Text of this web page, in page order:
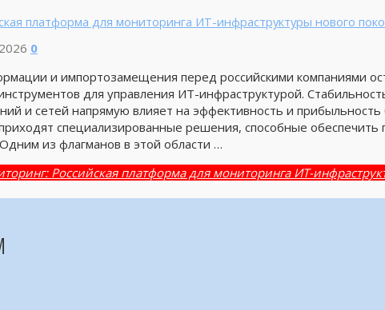
платформа для мониторинга ИТ-инфраструктуры нового
0
и импортозамещения перед российскими компаниями
для управления ИТ-инфраструктурой.
и сетей напрямую влияет на эффективность и прибыльность
специализированные решения, способные обеспечить
из флагманов в этой области …
Российская платформа для мониторинга ИТ-